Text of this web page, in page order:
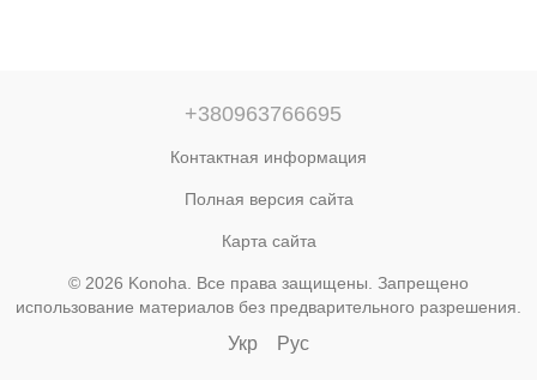
+380963766695
Контактная информация
Полная версия сайта
Карта сайта
© 2026 Konoha. Все права защищены. Запрещено
использование материалов без предварительного разрешения.
Укр Рус